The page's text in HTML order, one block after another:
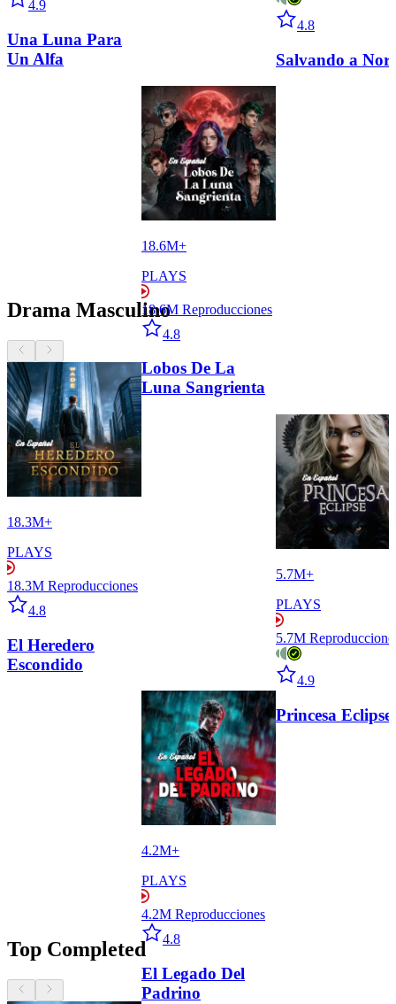
4.8
Salvando a
4.9
Una Luna Para
Un Alfa
18.6M+
PLAYS
18.6M Reproducciones
4.8
Lobos De La
Luna Sangrienta
5.7M+
PLAYS
5.7M
4.9
Princesa Eclipse
Drama Masculino
Chevron Left icon
previous button
18.3M+
PLAYS
18.3M Reproducciones
4.8
El Heredero
Escondido
4.2M+
PLAYS
4.2M Reproducciones
4.8
El Legado Del
Padrino
Top Completed
Chevron Left icon
previous button
Chevron Right icon